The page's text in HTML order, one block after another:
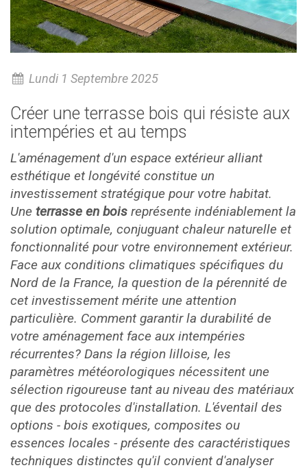
Lundi 1 Septembre 2025
Créer une terrasse bois qui résiste aux
intempéries et au temps
L'aménagement d'un espace extérieur alliant
esthétique et longévité constitue un
investissement stratégique pour votre habitat.
Une terrasse en bois représente indéniablement la
solution optimale, conjuguant chaleur naturelle et
fonctionnalité pour votre environnement extérieur.
Face aux conditions climatiques spécifiques du
Nord de la France, la question de la pérennité de
cet investissement mérite une attention
particulière. Comment garantir la durabilité de
votre aménagement face aux intempéries
récurrentes? Dans la région lilloise, les
paramètres météorologiques nécessitent une
sélection rigoureuse tant au niveau des matériaux
que des protocoles d'installation. L'éventail des
options - bois exotiques, composites ou
essences locales - présente des caractéristiques
techniques distinctes qu'il convient d'analyser